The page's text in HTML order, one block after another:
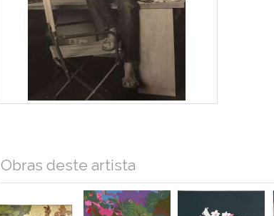
Obras deste artista